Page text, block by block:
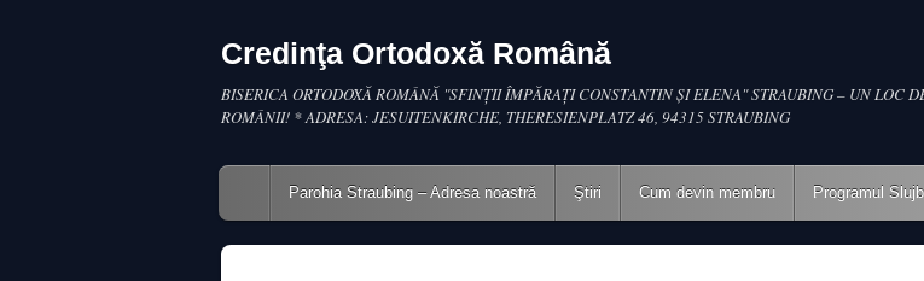
Credinţa Ortodoxă Română
BISERICA ORTODOXĂ ROMÂNĂ "SFINŢII ÎMPĂRAŢI CONSTANTIN ŞI ELENA" STRAUBING – UN LOC
ROMÂNII! * ADRESA: JESUITENKIRCHE, THERESIENPLATZ 46, 94315 STRAUBING
Main menu
Skip to content
Parohia Straubing – Adresa noastră Ştiri Cum devin membru Programul